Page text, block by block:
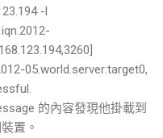
-l
05.world.server:target0,
的內容發現他掛載到
置。